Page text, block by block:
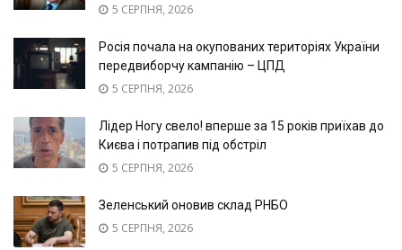
5 СЕРПНЯ, 2026
Росія почала на окупованих територіях України
передвиборчу кампанію – ЦПД
5 СЕРПНЯ, 2026
Лідер Ногу свело! вперше за 15 років приїхав до
Києва і потрапив під обстріл
5 СЕРПНЯ, 2026
Зеленський оновив склад РНБО
5 СЕРПНЯ, 2026